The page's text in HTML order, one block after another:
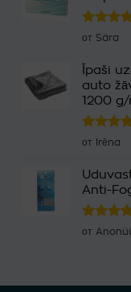
Оценка
от Sära
Īpaši
auto
1200 g/
Оценка
от Irēna
Anti-
Оценка
от